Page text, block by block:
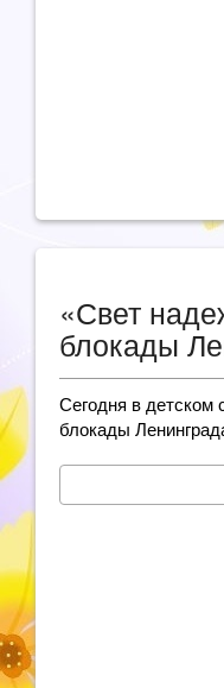
«Свет
блокады
Сегодня в детском
блокады